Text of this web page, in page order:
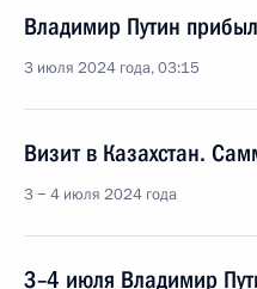
Владимир Путин
3 июля 2024 года, 03:15
Визит в Казахстан.
3 − 4 июля 2024 года
3–4 июля Владимир